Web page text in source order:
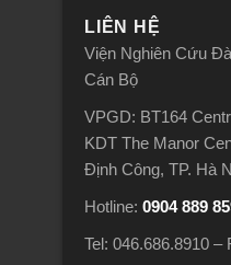
LIÊN HỆ
Viện Nghiên Cứu
Cán Bộ
VPGD: BT164
KDT The Manor
Định Công, TP. Hà
Hotline: 0904 889
Tel: 046.686.8910 –